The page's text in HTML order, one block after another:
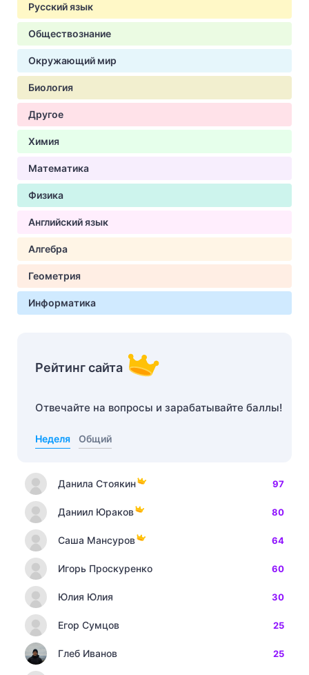
Русский язык
Обществознание
Окружающий мир
Биология
Другое
Химия
Математика
Физика
Английский язык
Алгебра
Геометрия
Информатика
Рейтинг сайта
Отвечайте на вопросы и зарабатывайте баллы!
Неделя Общий
Данила Стоякин 97
Даниил Юраков 80
Саша Мансуров 64
Игорь Проскуренко 60
Юлия Юлия 30
Егор Сумцов 25
Глеб Иванов 25